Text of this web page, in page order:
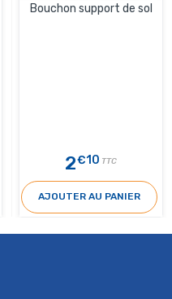
Bouchon support de sol
2€10 TTC
AJOUTER AU PANIER